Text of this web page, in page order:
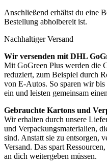
Anschließend erhältst du eine
Bestellung abholbereit ist.
Nachhaltiger Versand
Wir versenden mit DHL
Mit GoGreen Plus werden die
reduziert, zum Beispiel durch
von E-Autos. So sparen wir bis
ein und leisten gemeinsam
Gebrauchte Kartons und
Wir erhalten durch unsere
und Verpackungsmaterialien,
sind. Anstatt sie zu entsorgen,
Versand. Das spart
an dich weitergeben müssen.